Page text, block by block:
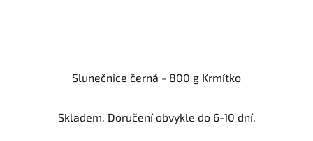
Slunečnice černá - 800 g Krmítko
Skladem. Doručení obvykle do 6-10 dní.